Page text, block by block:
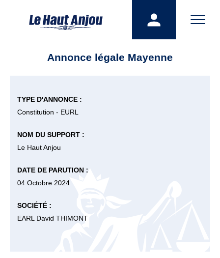
Annonce légale Mayenne
TYPE D'ANNONCE :
Constitution - EURL
NOM DU SUPPORT :
Le Haut Anjou
DATE DE PARUTION :
04 Octobre 2024
SOCIÉTÉ :
EARL David THIMONT